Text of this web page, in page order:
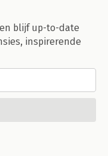
blijf up-to-date
inspirerende